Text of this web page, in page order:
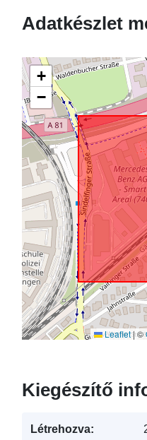
Adatkészlet
+
−
Leaflet|©
Kiegészítő
Létrehozva: